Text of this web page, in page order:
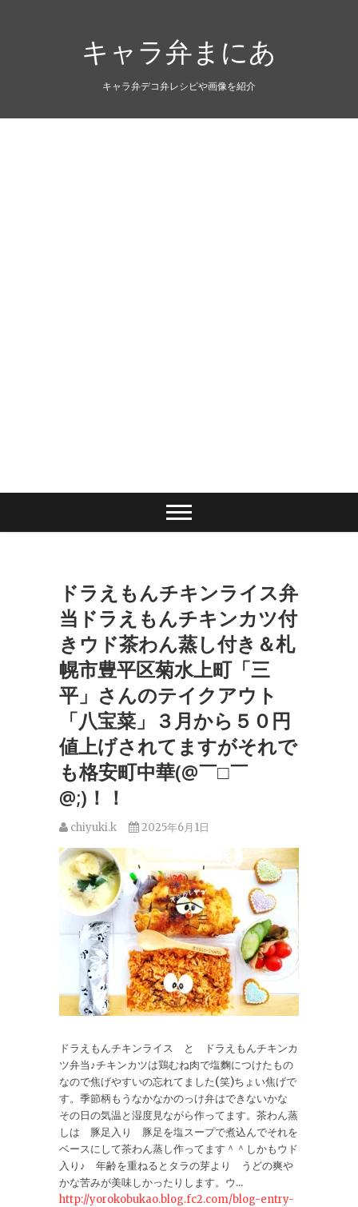
キャラ弁まにあ
キャラ弁デコ弁レシピや画像を紹介
ドラえもんチキンライス弁
当ドラえもんチキンカツ付
きウド茶わん蒸し付き＆札
幌市豊平区菊水上町「三
平」さんのテイクアウト
「八宝菜」３月から５０円
値上げされてますがそれで
も格安町中華(@￣□￣
@;)！！
chiyuki.k 2025年6月1日
ドラえもんチキンライス と ドラえもんチキンカ
ツ弁当♪チキンカツは鶏むね肉で塩麴につけたもの
なので焦げやすいの忘れてました(笑)ちょい焦げで
す。季節柄もうなかなかのっけ弁はできないかな
その日の気温と湿度見ながら作ってます。茶わん蒸
しは 豚足入り 豚足を塩スープで煮込んでそれを
ベースにして茶わん蒸し作ってます＾＾しかもウド
入り♪ 年齢を重ねるとタラの芽より うどの爽や
かな苦みが美味しかったりします。ウ...
http://yorokobukao.blog.fc2.com/blog-entry-